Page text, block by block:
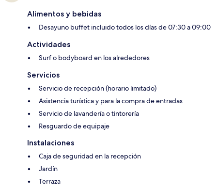
Alimentos y bebidas
Desayuno buffet incluido todos los días de 07:30 a 09:00
Actividades
Surf o bodyboard en los alrededores
Servicios
Servicio de recepción (horario limitado)
Asistencia turística y para la compra de entradas
Servicio de lavandería o tintorería
Resguardo de equipaje
Instalaciones
Caja de seguridad en la recepción
Jardín
Terraza